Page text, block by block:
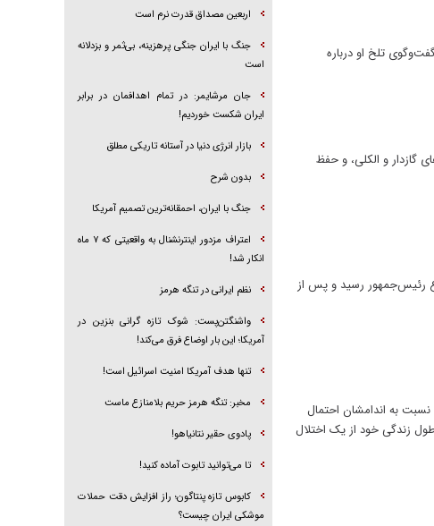
تلخ او درباره
و الکلی، و حفظ
رئیس‌جمهور رسید و پس از
به اندامشان احتمال
30 میلیون امریکایی در یک لحظه در طول زندگی خود از یک اختلال
اربعین مصداق قدرت نرم است
جنگ با ایران جنگی پرهزینه، بی‌ثمر و بزدلانه
است
جان مرشایمر: در تمام اهدافمان در برابر
ایران شکست خوردیم!
بازار انرژی دنیا در آستانه تاریکی مطلق
بدون شرح
جنگ با ایران، احمقانه‌ترین تصمیم آمریکا
اعتراف مزدور اینترنشنال به واقعیتی که ۷ ماه
انکار شد!
نظم ایرانی در تنگه هرمز
واشنگتن‌پست: شوک تازه گرانی بنزین در
آمریکا؛ این بار اوضاع فرق می‌کند!
تنها هدف آمریکا امنیت اسرائیل است!
مخبر: تنگه هرمز حریم بلامنازع ماست
پادوی حقیر نتانیاهو!
تا می‌توانید تابوت آماده کنید!
کابوس تازه پنتاگون؛ راز افزایش دقت حملات
موشکی ایران چیست؟